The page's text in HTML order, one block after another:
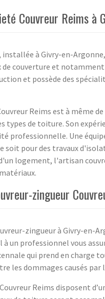
Couvreur Reims à
installée à Givry-en-
de couverture et
et possède des
Reims est à même
types de toiture. Son
professionnelle. Une
soit pour des travaux
logement, l'artisan
zingueur
zingueur à Givry-en-
un professionnel vous
qui prend en charge
les dommages causés par
Reims disposent